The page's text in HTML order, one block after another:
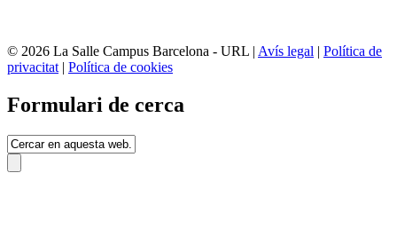
© 2026 La Salle Campus Barcelona - URL | Avís legal | Política de
privacitat | Política de cookies
Formulari de cerca